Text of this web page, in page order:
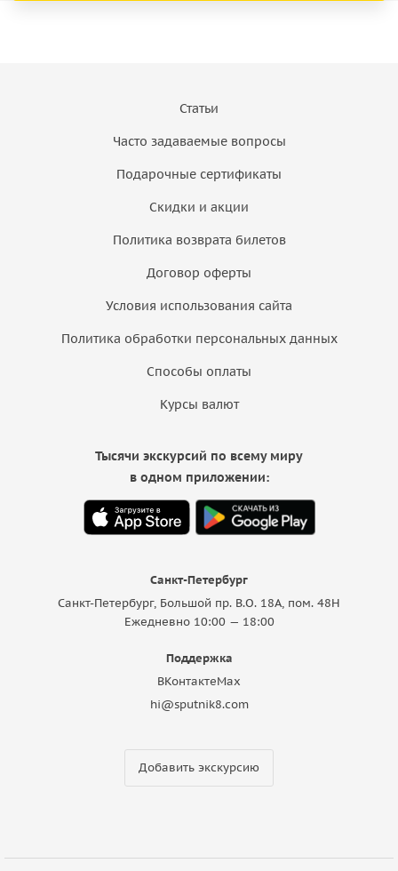
Статьи
Часто задаваемые вопросы
Подарочные сертификаты
Скидки и акции
Политика возврата билетов
Договор оферты
Условия использования сайта
Политика обработки персональных данных
Способы оплаты
Курсы валют
Санкт-Петербург
Санкт-Петербург, Большой пр. В.О. 18A, пом. 48Н
Ежедневно 10:00 — 18:00
Поддержка
ВКонтактеMax
hi@sputnik8.com
Добавить экскурсию
Тысячи экскурсий по всему миру
в одном приложении: